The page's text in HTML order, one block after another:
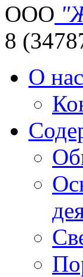
ООО
8
О нас